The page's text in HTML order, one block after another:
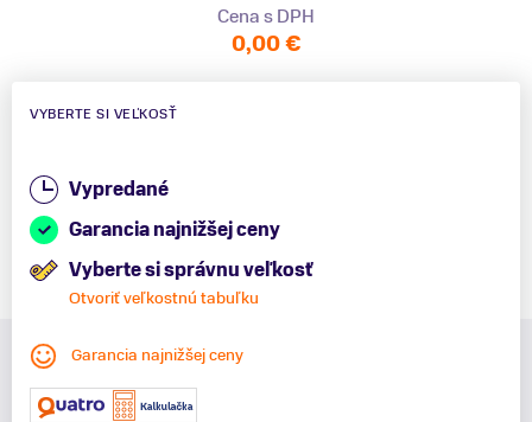
Cena s DPH
0,00 €
VYBERTE SI VEĽKOSŤ
Vypredané
Garancia najnižšej ceny
Vyberte si správnu veľkosť
Otvoriť veľkostnú tabuľku
Garancia najnižšej ceny